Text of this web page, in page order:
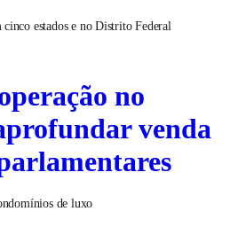
estados e no Distrito Federal
no
venda
de luxo